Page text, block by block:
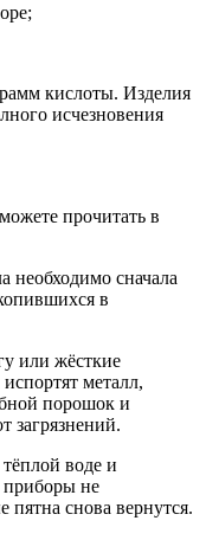
кислоты. Изделия
исчезновения
прочитать в
необходимо сначала
в
или жёсткие
металл,
порошок и
загрязнений.
воде и
приборы не
пятна снова вернутся.